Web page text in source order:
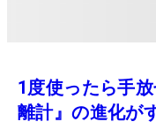
1度使ったら手
離計』の進化が